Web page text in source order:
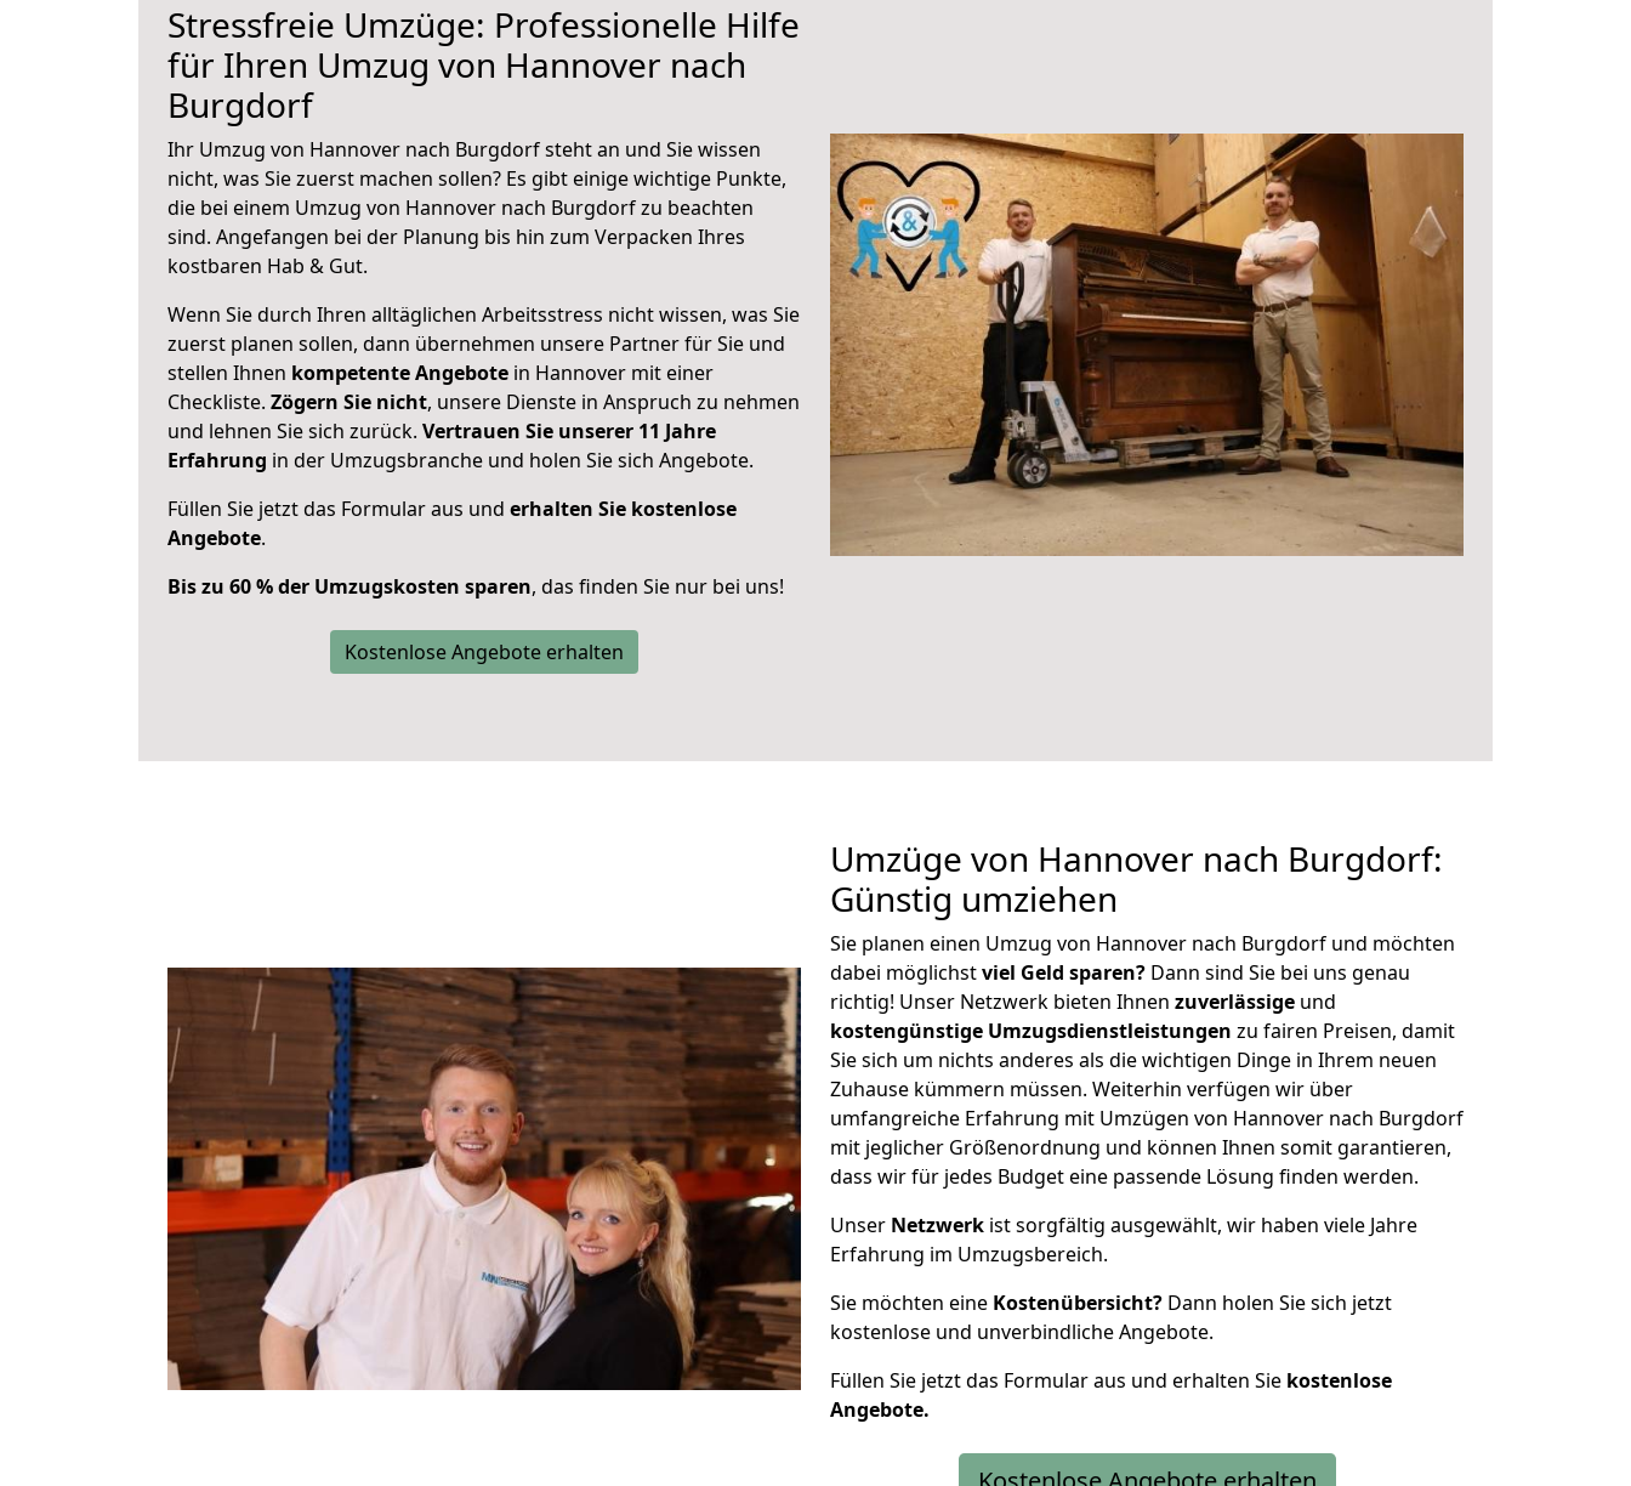
Stressfreie Umzüge: Professionelle Hilfe
für Ihren Umzug von Hannover nach
Burgdorf
Ihr Umzug von Hannover nach Burgdorf steht an und Sie wissen
nicht, was Sie zuerst machen sollen? Es gibt einige wichtige Punkte,
die bei einem Umzug von Hannover nach Burgdorf zu beachten
sind. Angefangen bei der Planung bis hin zum Verpacken Ihres
kostbaren Hab & Gut.
Wenn Sie durch Ihren alltäglichen Arbeitsstress nicht wissen, was Sie
zuerst planen sollen, dann übernehmen unsere Partner für Sie und
stellen Ihnen kompetente Angebote in Hannover mit einer
Checkliste. Zögern Sie nicht, unsere Dienste in Anspruch zu nehmen
und lehnen Sie sich zurück. Vertrauen Sie unserer 11 Jahre
Erfahrung in der Umzugsbranche und holen Sie sich Angebote.
Füllen Sie jetzt das Formular aus und erhalten Sie kostenlose
Angebote.
Bis zu 60 % der Umzugskosten sparen, das finden Sie nur bei uns!
Kostenlose Angebote erhalten
Umzüge von Hannover nach Burgdorf:
Günstig umziehen
Sie planen einen Umzug von Hannover nach Burgdorf und möchten
dabei möglichstviel Geld sparen? Dann sind Sie bei uns genau
richtig! Unser Netzwerk bieten Ihnen zuverlässige und
kostengünstige Umzugsdienstleistungen zu fairen Preisen, damit
Sie sich um nichts anderes als die wichtigen Dinge in Ihrem neuen
Zuhause kümmern müssen. Weiterhin verfügen wir über
umfangreiche Erfahrung mit Umzügen von Hannover nach Burgdorf
mit jeglicher Größenordnung und können Ihnen somit garantieren,
dass wir für jedes Budget eine passende Lösung finden werden.
Unser Netzwerk ist sorgfältig ausgewählt, wir haben viele Jahre
Erfahrung im Umzugsbereich.
Sie möchten eine Kostenübersicht? Dann holen Sie sich jetzt
kostenlose und unverbindliche Angebote.
Füllen Sie jetzt das Formular aus und erhalten Sie kostenlose
Angebote.